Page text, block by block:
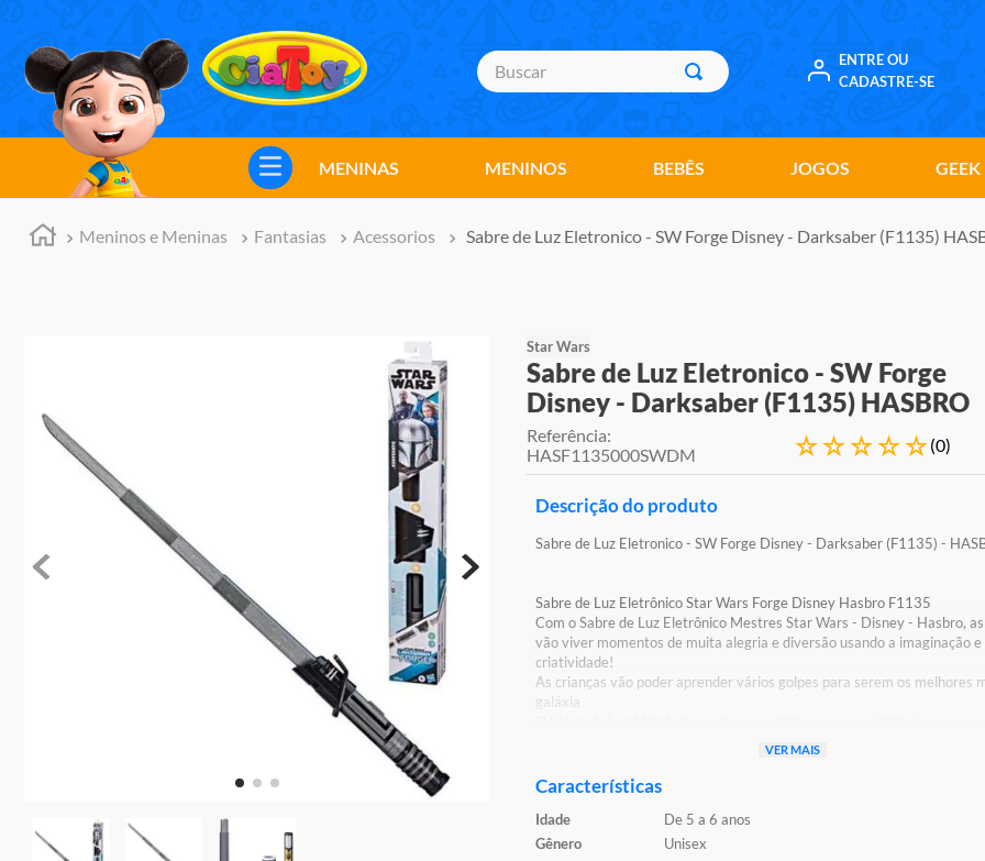
Buscar
ENTRE OU
CADASTRE-SE
MENINAS MENINOS BEBÊS JOGOS GEEK
Meninos e Meninas Fantasias Acessorios Sabre de Luz Eletronico - SW Forge Disney - Darksaber (F1135)
Star Wars
Sabre de Luz Eletronico - SW Forge
Disney - Darksaber (F1135) HASBRO
Referência:
HASF1135000SWDM
☆☆☆☆☆(0)
Descrição do produto
Sabre de Luz Eletronico - SW Forge Disney - Darksaber (F1135) -
Sabre de Luz Eletrônico Star Wars Forge Disney Hasbro F1135
Com o Sabre de Luz Eletrônico Mestres Star Wars - Disney - Hasbro,
vão viver momentos de muita alegria e diversão usando a imaginação e
criatividade!
As crianças vão poder aprender vários golpes para serem os melhores
galáxia
Certificação: Certificado Pelos Órgãos Autorizados - OCP`S(Organismos
Certificação De Produtos)
VER MAIS
Características
Idade
De 5 a 6 anos
Gênero
Unisex
TERMOS MAIS BUSCADOS
meninos
marvel legends
barbie
pokemon
jogos
rainbow high